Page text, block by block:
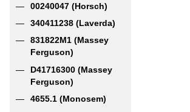
00240047 (Horsch)
340411238 (Laverda)
831822М1 (Massey
Ferguson)
D41716300 (Massey
Ferguson)
4655.1 (Monosem)